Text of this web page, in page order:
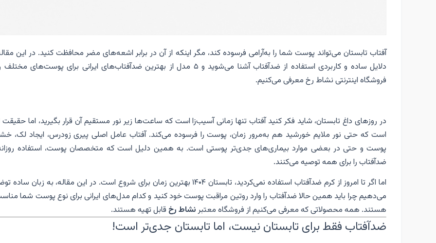
آفتاب تابستان می‌تواند پوست شما را به‌آرامی فرسوده کند، مگر اینکه از آن در برابر اشعه‌های مضر محافظت کنید. در این
دلایل ساده و کاربردی استفاده از ضدآفتاب آشنا می‌شوید و ۵ مدل از بهترین ضدآفتاب‌های ایرانی برای پوست‌های
فروشگاه اینترنتی نشاط رخ معرفی می‌کنیم.
در روزهای داغ تابستان، شاید فکر کنید آفتاب تنها زمانی آسیب‌زا است که ساعت‌ها زیر نور مستقیم آن قرار بگیرید، اما حقیقت
است که حتی نور ملایم خورشید هم به‌مرور زمان، پوست را فرسوده می‌کند. آفتاب عامل اصلی پیری زودرس، ایجاد لک،
پوست و حتی در بعضی موارد بیماری‌های جدی‌تر پوستی است. به همین دلیل است که متخصصان پوست، استفاده
ضدآفتاب را برای همه توصیه می‌کنند.
اما اگر تا امروز از کرم ضدآفتاب استفاده نمی‌کردید، تابستان ۱۴۰۴ بهترین زمان برای شروع است. در این مقاله، به زبان
می‌دهیم چرا باید همین حالا ضدآفتاب را وارد روتین مراقبت پوست خود کنید و کدام مدل‌های ایرانی برای نوع پوست شما
هستند. همه محصولاتی که معرفی می‌کنیم از فروشگاه معتبرنشاط رخ قابل تهیه هستند.
ضدآفتاب فقط برای تابستان نیست، اما تابستان جدی‌تر است!